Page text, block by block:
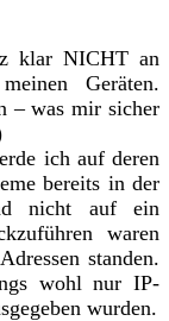
klar NICHT an
Geräten.
– was mir sicher
ich auf deren
bereits in der
nicht auf ein
waren
standen.
wohl nur IP-
wurden.